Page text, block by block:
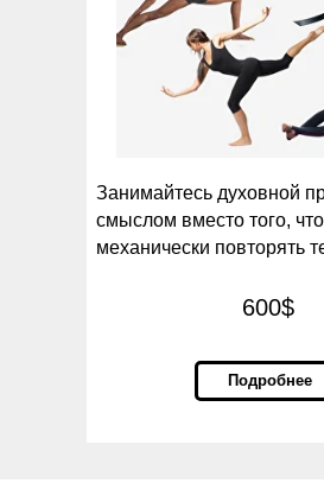
Занимайтесь духовной
смыслом вместо того,
механически повторять
600$
Подробнее